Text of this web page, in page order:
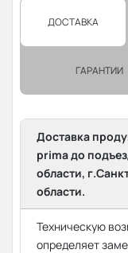
ДОСТАВКА
ГАРАНТИИ
Доставка
prima до
области,
области.
Техническую
определяет